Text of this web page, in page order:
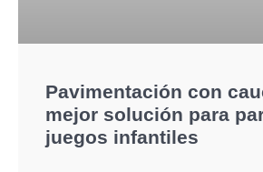
Pavimentación con
mejor solución para
juegos infantiles